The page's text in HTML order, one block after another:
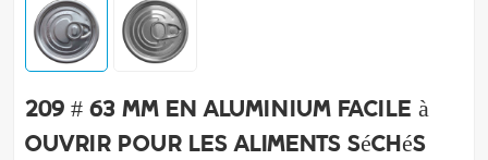
209 # 63 mm en aluminium facile à
ouvrir pour les aliments séchés